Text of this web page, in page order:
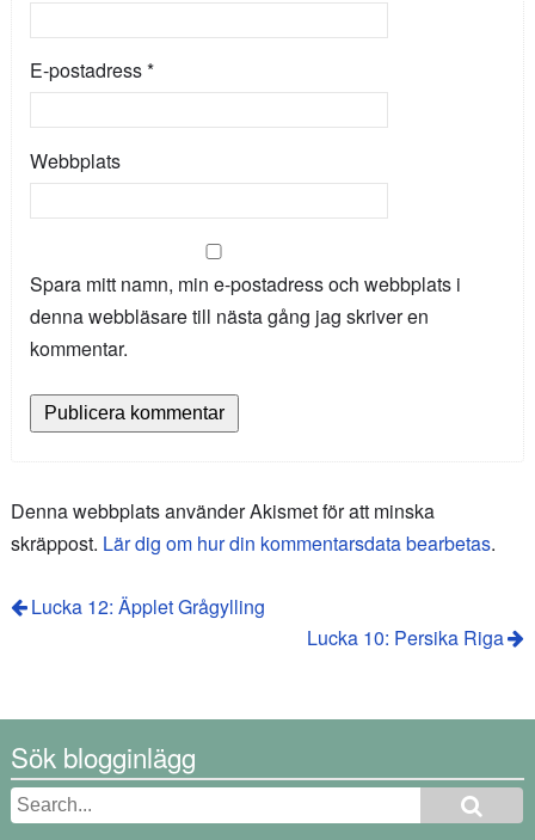
E-postadress*
Webbplats
Spara mitt namn, min e-postadress och webbplats i
denna webbläsare till nästa gång jag skriver en
kommentar.
Denna webbplats använder Akismet för att minska
skräppost. Lär dig om hur din kommentarsdata bearbetas.
Lucka 12: Äpplet Grågylling
Lucka 10: Persika Riga
Sök blogginlägg